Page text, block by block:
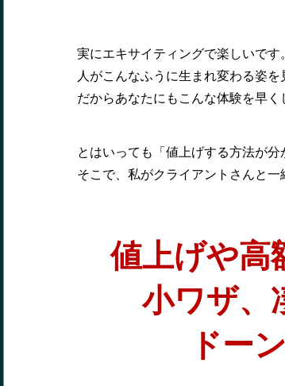
実にエキサイティングで楽しいです
人がこんなふうに生まれ変わる姿を
だからあなたにもこんな体験を早く
とはいっても「値上げする方法が
そこで、私がクライアントさんと一
値上げや高
小ワザ、
ドー